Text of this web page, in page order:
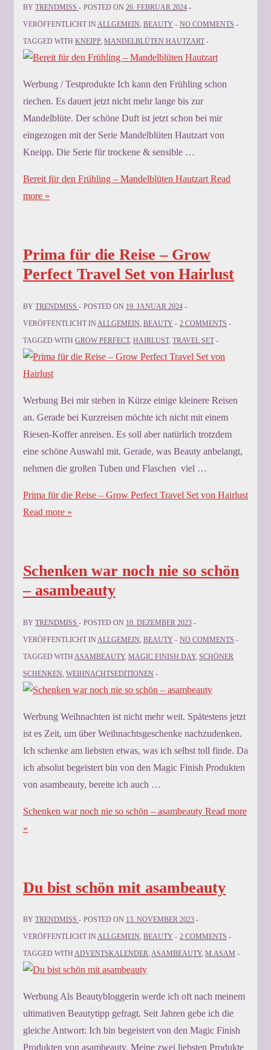
BY TRENDMISS POSTED ON 26. FEBRUAR 2024
VERÖFFENTLICHT IN ALLGEMEIN BEAUTY
NO COMMENTS
TAGGED WITH KNEIPP, MANDELBLÜTEN HAUTZART
Werbung / Testprodukte Ich kann den Frühling schon
riechen. Es dauert jetzt nicht mehr lange bis zur
Mandelblüte. Der schöne Duft ist jetzt schon bei mir
eingezogen mit der Serie Mandelblüten Hautzart von
Kneipp. Die Serie für trockene & sensible …
Bereit für den Frühling – Mandelblüten Hautzart Read
more »
Prima für die Reise – Grow
Perfect Travel Set von Hairlust
BY TRENDMISS POSTED ON 19. JANUAR 2024
VERÖFFENTLICHT INALLGEMEIN, BEAUTY
2 COMMENTS
TAGGED WITH GROW PERFECT, HAIRLUST, TRAVEL SET
Werbung Bei mir stehen in Kürze einige kleinere Reisen
an. Gerade bei Kurzreisen möchte ich nicht mit einem
Riesen-Koffer anreisen. Es soll aber natürlich trotzdem
eine schöne Auswahl mit. Gerade, was Beauty anbelangt,
nehmen die großen Tuben und Flaschen viel …
Prima für die Reise – Grow Perfect Travel Set von Hairlust
Read more »
Schenken war noch nie so schön
– asambeauty
BY TRENDMISS POSTED ON 10. DEZEMBER 2023
VERÖFFENTLICHT INALLGEMEIN, BEAUTY
NO COMMENTS
TAGGED WITH ASAMBEAUTY, MAGIC FINISH DAY, SCHÖNER
SCHENKEN, WEIHNACHTSEDITIONEN
Werbung Weihnachten ist nicht mehr weit. Spätestens jetzt
ist es Zeit, um über Weihnachtsgeschenke nachzudenken.
Ich schenke am liebsten etwas, was ich selbst toll finde. Da
ich absolut begeistert bin von den Magic Finish Produkten
von asambeauty, bereite ich auch …
Schenken war noch nie so schön – asambeauty Read more
»
Du bist schön mit asambeauty
BY TRENDMISS POSTED ON 13. NOVEMBER 2023
VERÖFFENTLICHT INALLGEMEIN, BEAUTY
2 COMMENTS
TAGGED WITH ADVENTSKALENDER, ASAMBEAUTY, M.ASAM
Werbung Als Beautybloggerin werde ich oft nach meinem
ultimativen Beautytipp gefragt. Seit Jahren gebe ich die
gleiche Antwort: Ich bin begeistert von den Magic Finish
Produkten von asambeauty. Meine zwei liebsten Produkte